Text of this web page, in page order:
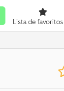
Lista de favoritos